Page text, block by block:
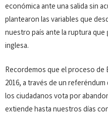
económica ante una salida sin
plantearon las variables que
nuestro país ante la ruptura
inglesa.
Recordemos que el proceso de
2016, a través de un
los ciudadanos vota por
extiende hasta nuestros días